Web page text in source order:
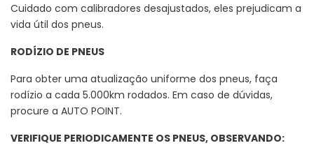
Cuidado com calibradores desajustados, eles prejudicam a
vida útil dos pneus.
RODÍZIO DE PNEUS
Para obter uma atualização uniforme dos pneus, faça
rodízio a cada 5.000km rodados. Em caso de dúvidas,
procure a AUTO POINT.
VERIFIQUE PERIODICAMENTE OS PNEUS, OBSERVANDO: